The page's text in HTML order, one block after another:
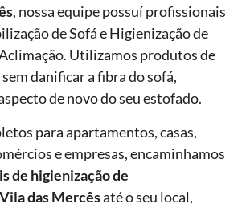
, nossa equipe possuí profissionais
de Sofá e Higienização de
Utilizamos produtos de
danificar a fibra do sofá,
de novo do seu estofado.
para apartamentos, casas,
e empresas, encaminhamos
de higienização de
das Mercêsaté o seu local,